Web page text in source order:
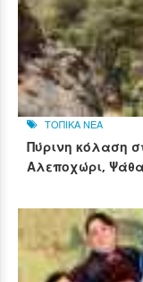
ΤΟΠΙΚΑ ΝΕΑ
Πύρινη κόλαση
Αλεποχώρι,